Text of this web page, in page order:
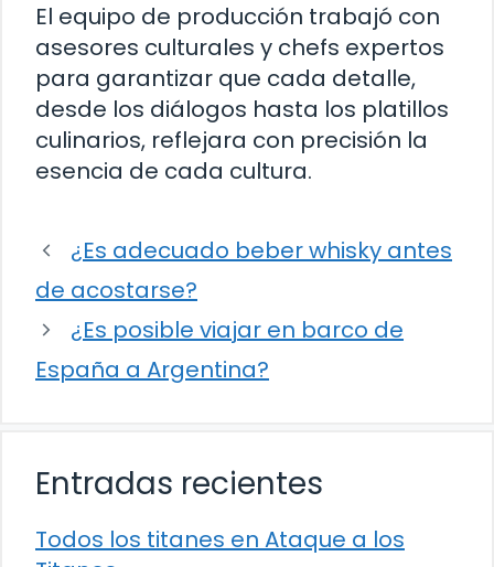
El equipo de producción trabajó con
asesores culturales y chefs expertos
para garantizar que cada detalle,
desde los diálogos hasta los platillos
culinarios, reflejara con precisión la
esencia de cada cultura.
¿Es adecuado beber whisky antes
de acostarse?
¿Es posible viajar en barco de
España a Argentina?
Entradas recientes
Todos los titanes en Ataque a los